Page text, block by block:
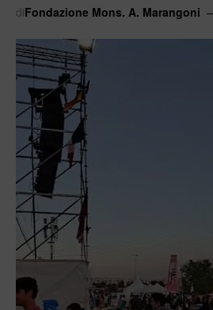
diFondazione Mons. A. Marangoni